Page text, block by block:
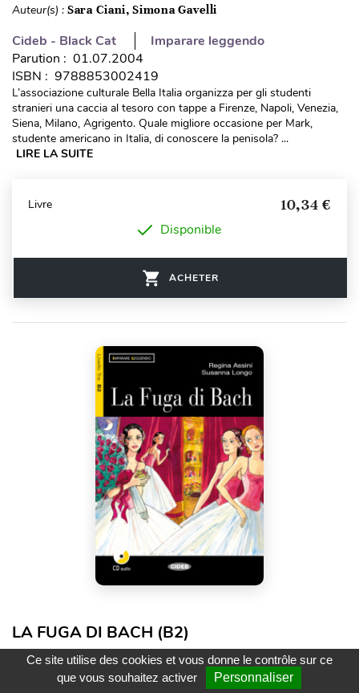
Auteur(s) : Sara Ciani, Simona Gavelli
Cideb - Black Cat
Imparare leggendo
Parution : 01.07.2004
ISBN : 9788853002419
L’associazione culturale Bella Italia organizza per gli studenti
stranieri una caccia al tesoro con tappe a Firenze, Napoli, Venezia,
Siena, Milano, Agrigento. Quale migliore occasione per Mark,
studente americano in Italia, di conoscere la penisola? ...
LIRE LA SUITE
Livre 10,34 €
Disponible
ACHETER
LA FUGA DI BACH (B2)
Auteur(s) :Regina Assini, Susanna Longo
Cideb - Black Cat Imparare leggendo
Ce site utilise des cookies et vous donne le contrôle sur ce
que vous souhaitez activer
Personnaliser